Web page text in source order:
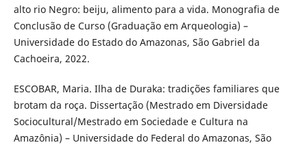
alto rio Negro: beiju, alimento para a vida. Monografia de
Conclusão de Curso (Graduação em Arqueologia) –
Universidade do Estado do Amazonas, São Gabriel da
Cachoeira, 2022.
ESCOBAR, Maria. Ilha de Duraka: tradições familiares que
brotam da roça. Dissertação (Mestrado em Diversidade
Sociocultural/Mestrado em Sociedade e Cultura na
Amazônia) – Universidade do Federal do Amazonas, São